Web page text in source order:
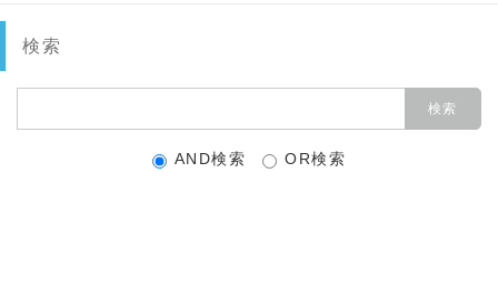
検索
AND検索 OR検索